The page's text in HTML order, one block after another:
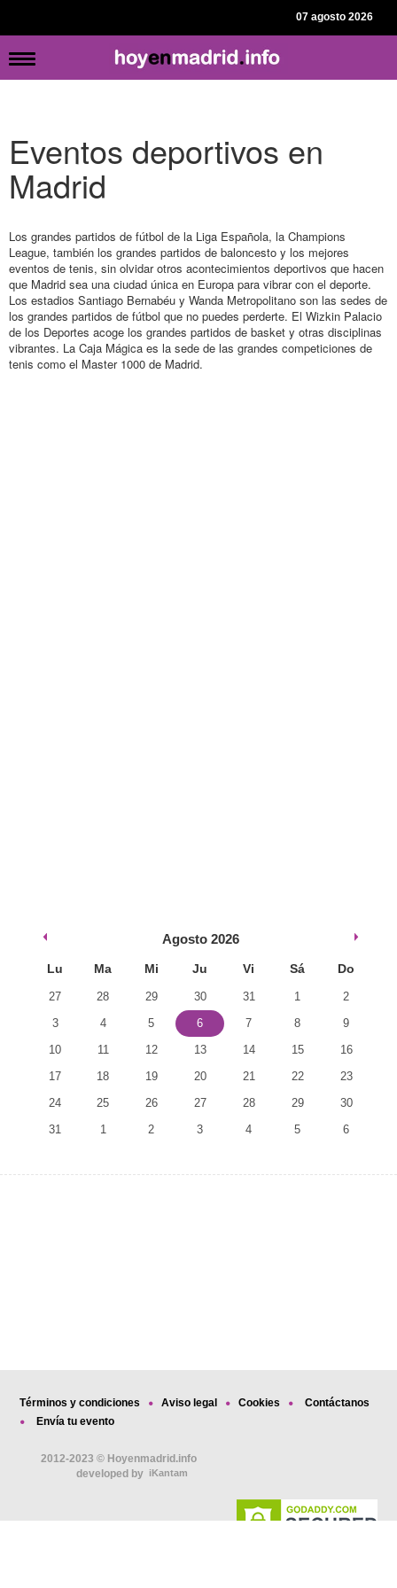
07 agosto 2026
Eventos deportivos en
Madrid
Los grandes partidos de fútbol de la Liga Española, la Champions
League, también los grandes partidos de baloncesto y los mejores
eventos de tenis, sin olvidar otros acontecimientos deportivos que hacen
que Madrid sea una ciudad única en Europa para vibrar con el deporte.
Los estadios Santiago Bernabéu y Wanda Metropolitano son las sedes de
los grandes partidos de fútbol que no puedes perderte. El Wizkin Palacio
de los Deportes acoge los grandes partidos de basket y otras disciplinas
vibrantes. La Caja Mágica es la sede de las grandes competiciones de
tenis como el Master 1000 de Madrid.
Agosto 2026
Lu Ma Mi Ju Vi Sá Do
27 28 29 30 31 1
2
3
4 5 6 7 8
9
10
11 12 13 14 15
16
17
18 19 20 21 22
23
24
25 26 27 28 29
30
31
1 2 3 4 5 6
Términos y condiciones Aviso legal Cookies
Contáctanos
Envía tu evento
2012-2023 © Hoyenmadrid.info
developed by iKantam